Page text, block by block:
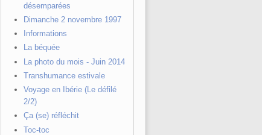
désemparées
Dimanche 2 novembre 1997
Informations
La béquée
La photo du mois - Juin 2014
Transhumance estivale
Voyage en Ibérie (Le défilé
2/2)
Ça (se) réfléchit
Toc-toc